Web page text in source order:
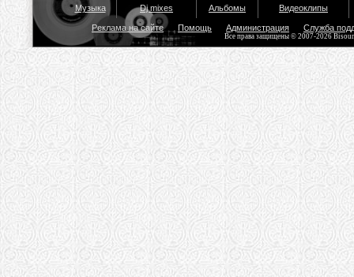
Музыка Dj mixes Альбомы Видеоклипы
Реклама на сайте Помощь Администрация Служба
Все права защищены © 2007-2026